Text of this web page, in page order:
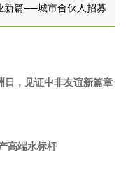
新篇——城市合伙人招募
日，见证中非友谊新篇章
高端水标杆